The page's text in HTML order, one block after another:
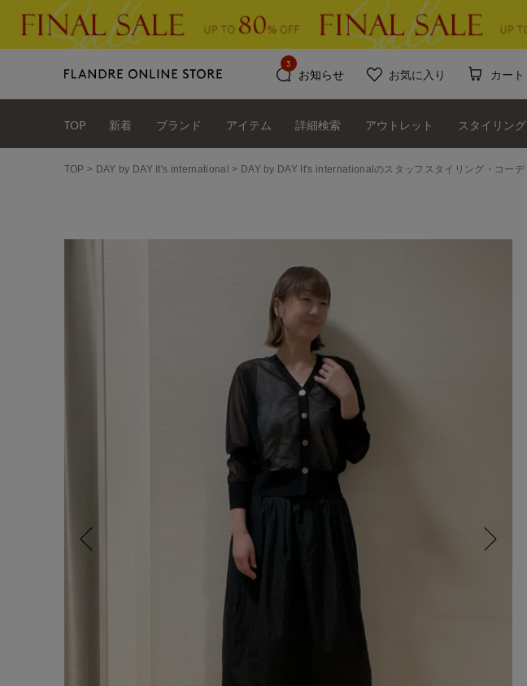
お知らせ
3
お気に入り カート
TOP 新着 ブランド アイテム 詳細検索 アウトレット スタイリング
TOP DAY by DAY It's international DAY by DAY It's internationalのスタッフスタイリング・コーデ